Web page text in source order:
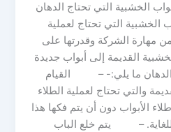
الخشبية التي تحتاج الدهان
الخشبية التي تحتاج لعملية
مهارة الشركة وقدرتها على
القديمة إلى أبواب جديدة
ما يلي:- – القيام
والتي تحتاج لعملية الطلاء
الأبواب دون أن يتم فكها هذا
للغاية. – يتم خلع الباب